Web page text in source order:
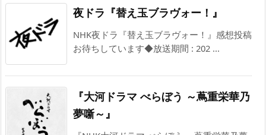
夜ドラ『替え玉ブラヴォー！』
NHK夜ドラ『替え玉ブラヴォー！』感想投稿
お待ちしています◆放送期間 : 202 ...
『大河ドラマ べらぼう ～蔦重栄華乃
夢噺～』